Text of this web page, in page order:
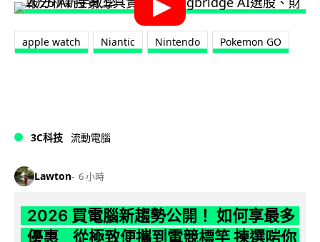
apple watch Niantic Nintendo Pokemon GO
3C科技 流動電腦
Lawton 6 小時
2026 買電腦新趨勢公開！ 如何享最多
優惠 從極致便攜到電競標竿 揀選啱你